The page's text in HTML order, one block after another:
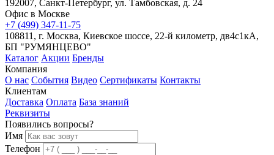
192007, Санкт-Петербург, ул. Тамбовская, д. 24
Офис в Москве
+7 (499) 347-11-75
108811, г. Москва, Киевское шоссе, 22-й километр, дв4с1кА,
БП "РУМЯНЦЕВО"
Каталог Акции Бренды
Компания
О нас События Видео Сертификаты Контакты
Клиентам
Доставка Оплата База знаний
Реквизиты
Появились вопросы?
Имя
Телефон